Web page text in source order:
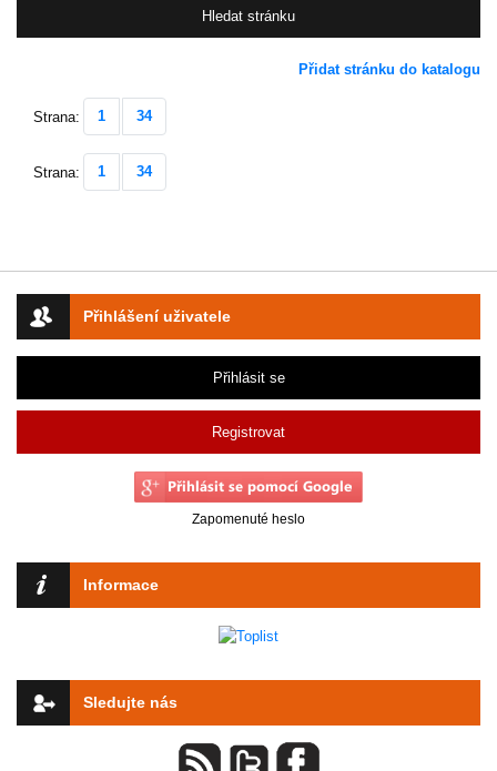
Přihlášení uživatele
Přihlásit se
Registrovat
Zapomenuté heslo
Informace
Sledujte nás
Přidat stránku do katalogu
Strana: 1 34
Strana: 1 34